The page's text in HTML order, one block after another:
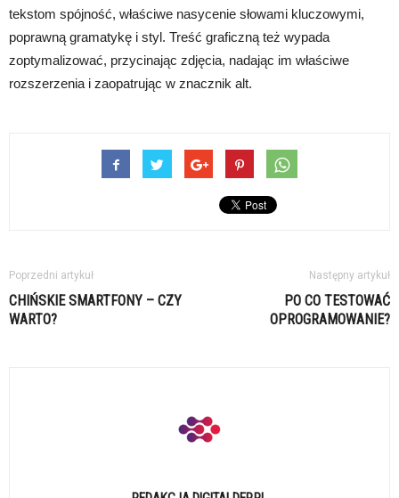
tekstom spójność, właściwe nasycenie słowami kluczowymi,
poprawną gramatykę i styl. Treść graficzną też wypada
zoptymalizować, przycinając zdjęcia, nadając im właściwe
rozszerzenia i zaopatrując w znacznik alt.
Poprzedni artykuł
CHIŃSKIE SMARTFONY – CZY
WARTO?
Następny artykuł
PO CO TESTOWAĆ
OPROGRAMOWANIE?